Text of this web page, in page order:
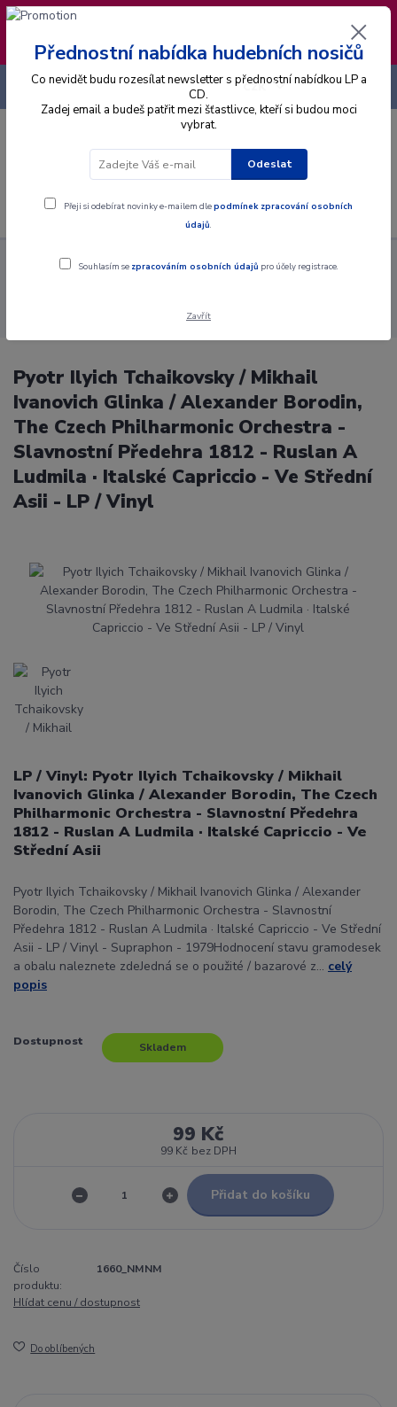
❣️ Od 4.8. do 13.8. čerpám dovolenou. Datum
expedice objednávek se posouvá na pátek
14.8.2026 🐋
Menu
CZK
+420 725 736 293
Alba Gramodesky
Pyotr Ilyich Tchaikovsky / Mikhail Ivanovich
Pyotr Ilyich Tchaikovsky / Mikhail
Ivanovich Glinka / Alexander Borodin,
The Czech Philharmonic Orchestra -
Slavnostní Předehra 1812 - Ruslan A
Ludmila · Italské Capriccio - Ve Střední
Asii - LP / Vinyl
LP / Vinyl: Pyotr Ilyich Tchaikovsky / Mikhail
Ivanovich Glinka / Alexander Borodin, The Czech
Philharmonic Orchestra - Slavnostní Předehra
1812 - Ruslan A Ludmila · Italské Capriccio - Ve
Střední Asii
Pyotr Ilyich Tchaikovsky / Mikhail Ivanovich Glinka / Alexander
Borodin, The Czech Philharmonic Orchestra - Slavnostní
Předehra 1812 - Ruslan A Ludmila · Italské Capriccio - Ve Střední
Asii - LP / Vinyl - Supraphon - 1979Hodnocení stavu gramodesek
a obalu naleznete zdeJedná se o použité / bazarové z... celý
popis
Dostupnost Skladem
99 Kč
99 Kč bez DPH
Přidat do košíku
Číslo
produktu:
1660_NMNM
Hlídat cenu / dostupnost
Do oblíbených
Přednostní nabídka hudebních nosičů
Co nevidět budu rozesílat newsletter s přednostní nabídkou LP a
CD.
Zadej email a budeš patřit mezi šťastlivce, kteří si budou moci
vybrat.
Odeslat
Přeji si odebírat novinky e-mailem dlepodmínek zpracování osobních
údajů.
Souhlasím se zpracováním osobních údajů pro účely registrace.
Zavřít